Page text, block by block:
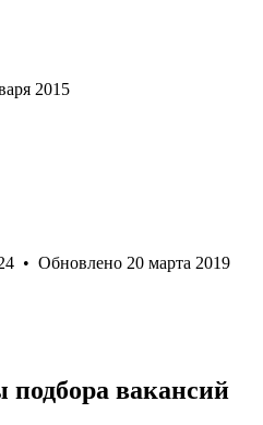
2015
• Обновлено 20 марта 2019
вакансий